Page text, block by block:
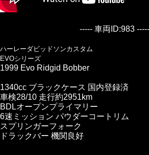
----- 車両ID:983 -----
ハーレーダビッドソンカスタム
EVOシリーズ
1999 Evo Ridgid Bobber
1340cc ブラックケース 国内登録済
車検28/10 走行約2951km
BDLオープンプライマリー
6速ミッション パウダーコートリム
スプリンガーフォーク
ドラックバー 機関良好